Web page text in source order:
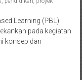
Learning (PBL)
pada kegiatan
konsep dan